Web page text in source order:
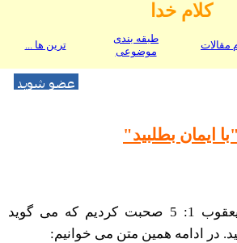
کلام خدا
مقالات
طبقه بندی
موضوعی
ترین ها ...
"با ایمان بطلبید"
پیش از درباره یعقوب 1: 5 صحبت کردیم که می گوید
در ادامه همین متن می خوانیم: